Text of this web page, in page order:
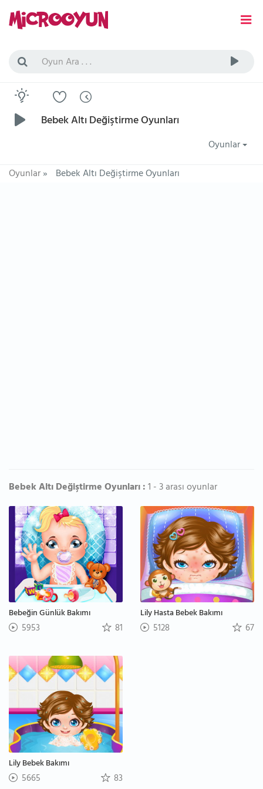
Bebek Altı Değiştirme Oyunları
Oyunlar
Oyunlar» Bebek Altı Değiştirme Oyunları
Bebek Altı Değiştirme Oyunları :1 - 3 arası oyunlar
Bebeğin Günlük Bakımı
5953 81
Lily Hasta Bebek Bakımı
5128 67
Lily Bebek Bakımı
5665 83